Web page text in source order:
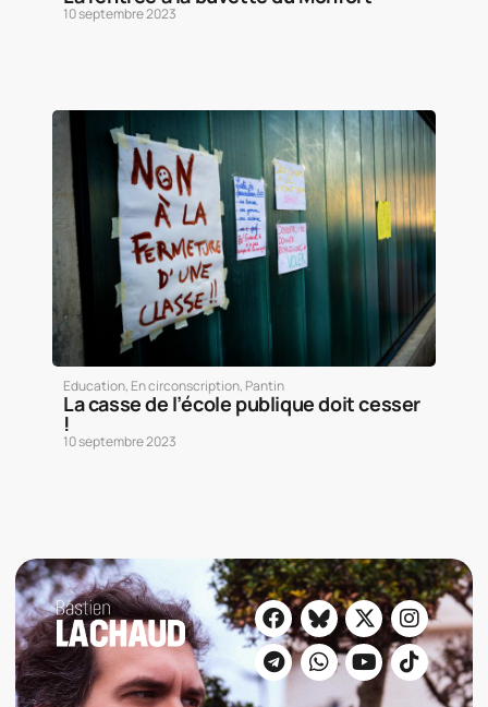
10 septembre 2023
Education, En circonscription, Pantin
La casse de l’école publique doit cesser
!
10 septembre 2023